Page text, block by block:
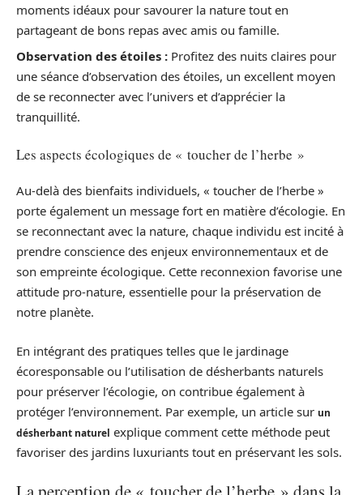
moments idéaux pour savourer la nature tout en
partageant de bons repas avec amis ou famille.
Observation des étoiles : Profitez des nuits claires pour
une séance d’observation des étoiles, un excellent moyen
de se reconnecter avec l’univers et d’apprécier la
tranquillité.
Les aspects écologiques de « toucher de l’herbe »
Au-delà des bienfaits individuels, « toucher de l’herbe »
porte également un message fort en matière d’écologie. En
se reconnectant avec la nature, chaque individu est incité à
prendre conscience des enjeux environnementaux et de
son empreinte écologique. Cette reconnexion favorise une
attitude pro-nature, essentielle pour la préservation de
notre planète.
En intégrant des pratiques telles que le jardinage
écoresponsable ou l’utilisation de désherbants naturels
pour préserver l’écologie, on contribue également à
protéger l’environnement. Par exemple, un article sur un
désherbant naturel explique comment cette méthode peut
favoriser des jardins luxuriants tout en préservant les sols.